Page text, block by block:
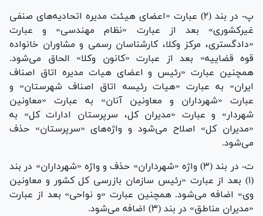
پ- در بند (۲) عبارت «اعضای هیئت مدیره اتحادیه‌های صنفی
غیرکشوری» بعد از عبارت «نظام مهندسی» و عبارت
«دادگستری، مرکز وکلا، کارشناسان رسمی و مشاوران خانواده
قوه قضاییه» بعد از عبارت «کانون وکلا» الحاق می‌شود.
همچنین عبارت «رئیس و اعضای هیات مدیره اتاق اصناف
ایران» به عبارت «هیات رئیسه اتاق اصناف شهرستان» و
عبارت «شهرداران و معاونین آنان» به عبارت «معاونین
شهردار» و عبارت «مدیران کل، سرپرستان ادارات کل» به
«مدیران کل» اصلاح می‌شود و واژه‌های «سرپرستان» حذف
می‌شود.
ت- در بند (۳) واژه «شهرداران» حذف و واژه «شهرداران» در بند
(۱) بعد از عبارت «رئیس سازمان بازرسی کل کشور و معاونین
وی» اضافه می‌شود. همچنین عبارت «و نواحی» بعد از عبارت
«مدیران مناطق» در بند (۳) اضافه می‌شود.